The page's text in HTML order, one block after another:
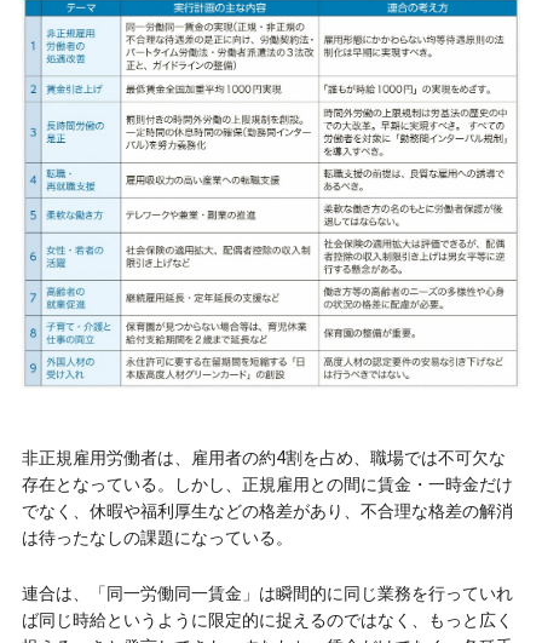
非正規雇用労働者は、雇用者の約4割を占め、職場では不可欠な
存在となっている。しかし、正規雇用との間に賃金・一時金だけ
でなく、休暇や福利厚生などの格差があり、不合理な格差の解消
は待ったなしの課題になっている。
連合は、「同一労働同一賃金」は瞬間的に同じ業務を行っていれ
ば同じ時給というように限定的に捉えるのではなく、もっと広く